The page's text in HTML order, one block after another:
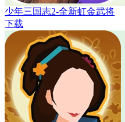
少年三国志2-全新虹金武将
下载